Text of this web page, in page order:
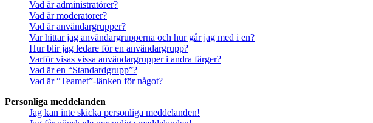
Vad är administratörer?
Vad är moderatorer?
Vad är användargrupper?
Var hittar jag användargrupperna och hur går jag med i en?
Hur blir jag ledare för en användargrupp?
Varför visas vissa användargrupper i andra färger?
Vad är en “Standardgrupp”?
Vad är “Teamet”-länken för något?
Personliga meddelanden
Jag kan inte skicka personliga meddelanden!